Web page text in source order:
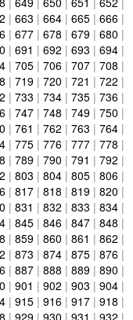
| 663 | 664| 665| 666|
| 677| 678 | 679| 680 |
| 691 | 692 | 693 | 694|
| 705| 706| 707| 708 |
| 719| 720 | 721 | 722 |
| 733 | 734| 735| 736|
| 747| 748 | 749| 750 |
| 761 | 762 | 763 | 764|
| 775| 776| 777| 778 |
| 789| 790 | 791 | 792 |
| 803 | 804| 805| 806|
| 817| 818 | 819| 820 |
| 831 | 832 | 833 | 834|
| 845| 846| 847| 848 |
| 859| 860 | 861 | 862 |
| 873 | 874| 875| 876|
| 887| 888 | 889| 890 |
| 901 | 902 | 903 | 904|
| 915| 916| 917| 918 |
| 929| 930 | 931 | 932 |